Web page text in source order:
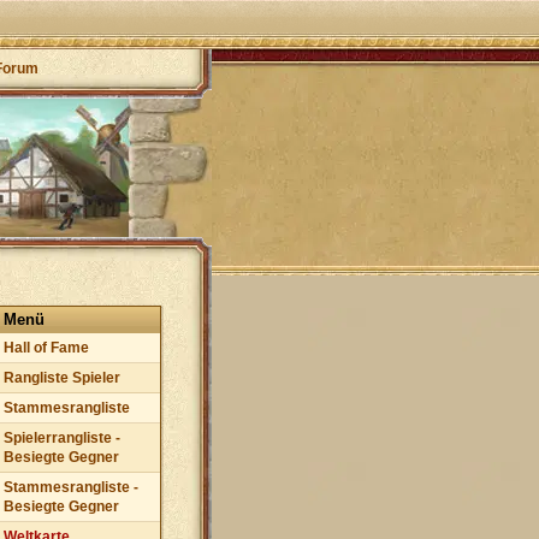
Menü
Hall of Fame
Rangliste Spieler
Stammesrangliste
Spielerrangliste -
Besiegte Gegner
Stammesrangliste -
Besiegte Gegner